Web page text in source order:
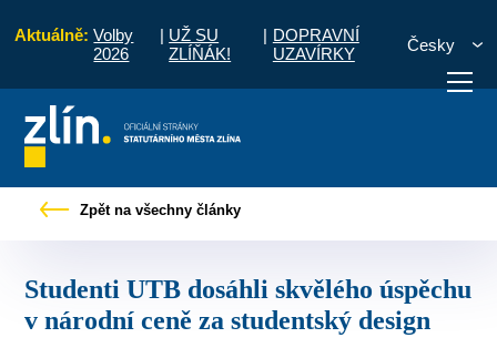
Aktuálně: Volby
2026
| UŽ SU
ZLÍŇÁK!
| DOPRAVNÍ
UZAVÍRKY
Česky
vyřídit Potřebuji zaplatit
Zpět na všechny články
Studenti UTB dosáhli skvělého úspěchu
v národní ceně za studentský design